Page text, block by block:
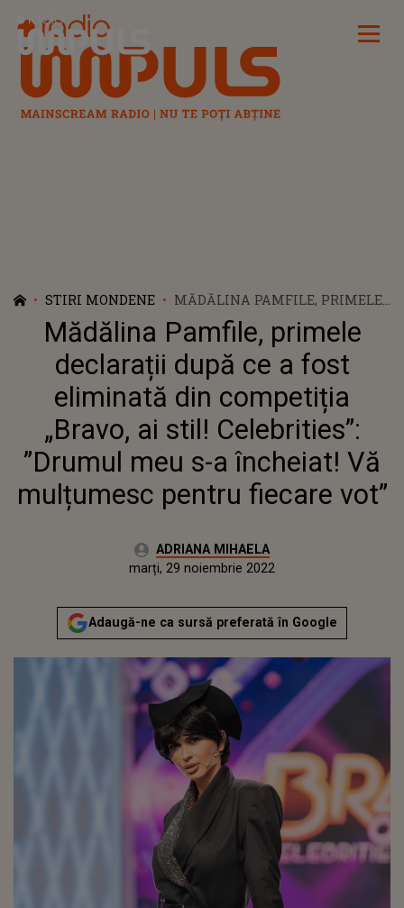
Radio Impuls
STIRI MONDENE
MĂDĂLINA PAMFILE, PRIMELE
DECLARAȚII DUPĂ CE A FOST
ELIMINATĂ DIN COMPETIȚIA
„BRAVO, AI STIL! CELEBRITIES”:
”DRUMUL MEU S-A ÎNCHEIAT!
VĂ MULȚUMESC PENTRU
Mădălina Pamfile, primele
declarații după ce a fost
eliminată din competiția
„Bravo, ai stil! Celebrities”:
”Drumul meu s-a încheiat! Vă
mulțumesc pentru fiecare vot”
Autor:ADRIANA MIHAELA
luni, 29 noiembrie 2021Actualizat:
marți, 29 noiembrie 2022
Adaugă-ne ca sursă preferată în Google